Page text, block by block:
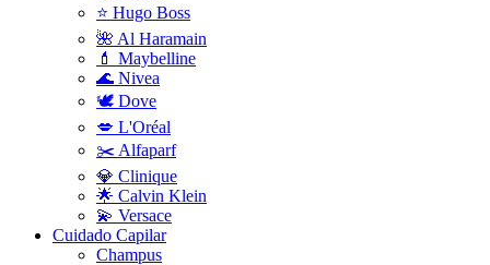
⭐ Hugo Boss
🌺 Al Haramain
💄 Maybelline
🌊 Nivea
🕊️ Dove
💋 L'Oréal
✂️ Alfaparf
💎 Clinique
🌟 Calvin Klein
💫 Versace
Cuidado Capilar
Champus